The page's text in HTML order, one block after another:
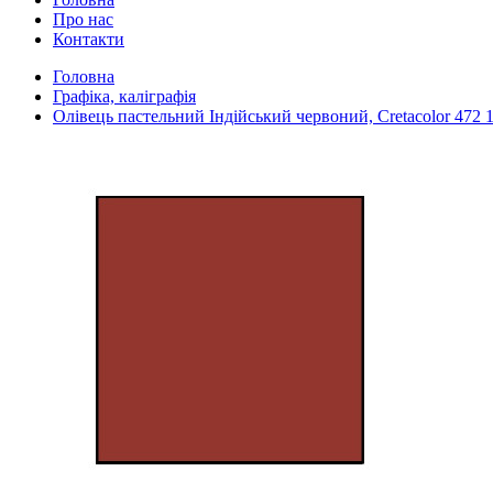
Про нас
Контакти
Головна
Графіка, каліграфія
Олівець пастельний Індійський червоний, Cretacolor 472